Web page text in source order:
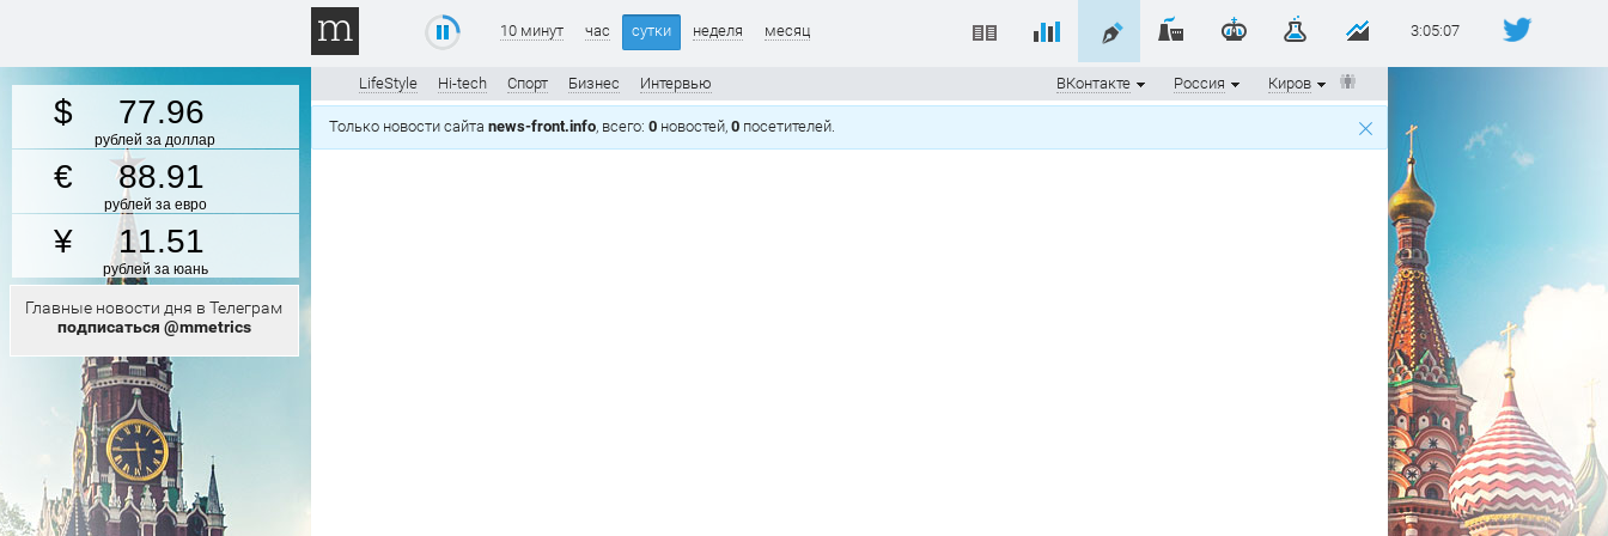
77.96
рублей за доллар
88.91
рублей за евро
11.51
рублей за юань
Главные новости дня в Телеграм
подписаться @mmetrics
3:05:08
10 минут час сутки неделя месяц
LifeStyle Hi-tech Спорт Бизнес Интервью Киров
Россия
ВКонтакте
Только новости сайта news-front.info, всего: 0 новостей, 0 посетителей.